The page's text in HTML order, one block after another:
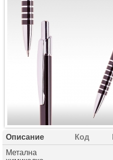
Описание Код
Метална